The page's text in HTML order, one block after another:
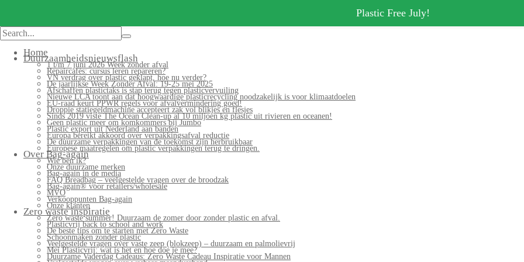
Home
Duurzaamheidsnieuwsflash
1 t/m 7 juni 2026 Week zonder afval
Repaircafés: cursus leren repareren?
VN verdrag over plastic geklapt, hoe nu verder?
De jaarlijkse Week Zonder Afval: 19-25 mei 2025
Afschaffen plastictaks is stap terug tegen plasticvervuiling
Nieuwe LCA toont aan dat hoogwaardige plasticrecycling noodzakelijk is voor klimaatdoelen
EU-raad keurt PPWR regels voor afvalvermindering goed!
Droppie statiegeldmachine accepteert zak vol blikjes en flesjes
Sinds 2019 viste The Ocean Clean-up al 10 miljoen kg plastic uit rivieren en oceanen!
Geen plastic meer om komkommers bij Jumbo
Plastic export uit Nederland aan banden
Europa bereikt akkoord over verpakkingsafval reductie
De duurzame verpakkingen van de toekomst zijn herbruikbaar
Europese maatregelen om plastic verpakkingen terug te dringen.
Over Bag-again
Wie ben ik?
Onze duurzame merken
Bag-again in de media
FAQ Breadbag – veelgestelde vragen over de broodzak
Bag-again® voor retailers/wholesale
MVO
Verkooppunten Bag-again
Onze klanten
Zero waste inspiratie
Zero waste summer! Duurzaam de zomer door zonder plastic en afval.
Plasticvrij back to school and work
De beste tips om te starten met Zero Waste
Schoonmaken zonder plastic
Veelgestelde vragen over vaste zeep (blokzeep) – duurzaam en palmolievrij
Mei Plasticvrij: wat is het en hoe doe je mee?
Duurzame Vaderdag Cadeaus: Zero Waste Cadeau Inspiratie voor Mannen
Plastic Free July!